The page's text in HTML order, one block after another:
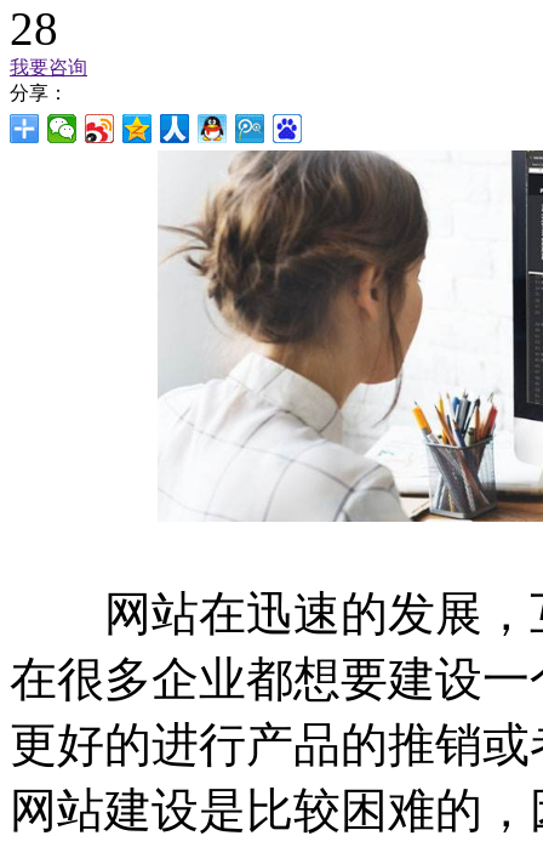
28
我要咨询
分享：
网站在迅速的发展，
在很多企业都想要建设
更好的进行产品的推销
网站建设是比较困难的